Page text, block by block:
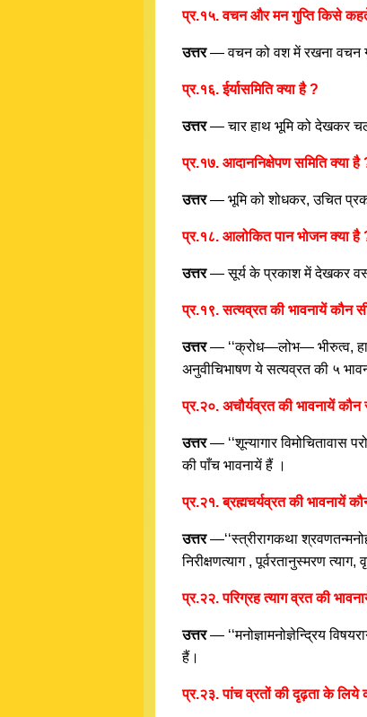
प्र.१५. वचन और मन गुप्ति किसे
उत्तर— वचन को वश में रखना वचन
प्र.१६. ईर्यासमिति क्या है ?
उत्तर— चार हाथ भूमि को देखकर
प्र.१७. आदाननिक्षेपण समिति क्या है
उत्तर— भूमि को शोधकर, उचित
प्र.१८. आलोकित पान भोजन क्या है
उत्तर— सूर्य के प्रकाश में देखकर
प्र.१९. सत्यव्रत की भावनायें कौन
उत्तर— ‘‘क्रोध—लोभ— भीरुत्व,
अनुवीचिभाषण ये सत्यव्रत की ५
प्र.२०. अचौर्यव्रत की भावनायें कौन
उत्तर— ‘‘शून्यागार विमोचितावास
की पाँच भावनायें हैं ।
प्र.२१. ब्रह्मचर्यव्रत की भावनायें
उत्तर—‘‘स्त्रीरागकथा
निरीक्षणत्याग , पूर्वरतानुस्मरण
प्र.२२. परिग्रह त्याग व्रत की
उत्तर— ‘‘मनोज्ञामनोज्ञेन्द्रिय
हैं।
प्र.२३. पांच व्रतों की दृढ़ता के लिये